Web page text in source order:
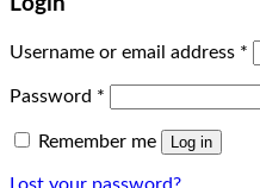
Login
Username or email address *
Password *
Remember me Log in